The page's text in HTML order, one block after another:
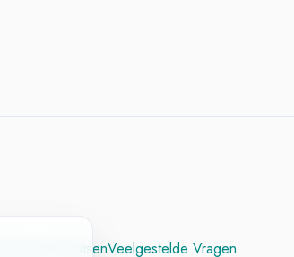
Vacature PlaatsenVeelgestelde Vragen